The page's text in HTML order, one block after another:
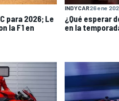
para 2026; Le
la F1 en
INDYCAR26 ene
¿Qué esperar
en la